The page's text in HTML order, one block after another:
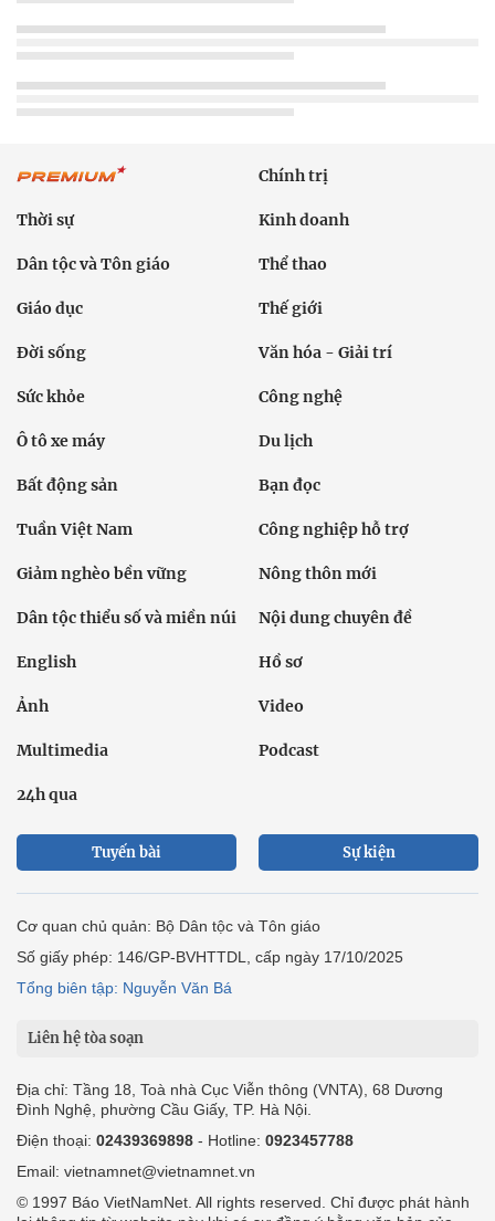
Chính trị
Thời sự Kinh doanh
Dân tộc và Tôn giáo Thể thao
Giáo dục Thế giới
Đời sống Văn hóa - Giải trí
Sức khỏe Công nghệ
Ô tô xe máy Du lịch
Bất động sản Bạn đọc
Tuần Việt Nam Công nghiệp hỗ trợ
Giảm nghèo bền vững Nông thôn mới
Dân tộc thiểu số và miền núi Nội dung chuyên đề
English Hồ sơ
Ảnh Video
Multimedia Podcast
24h qua
Tuyến bài Sự kiện
Cơ quan chủ quản: Bộ Dân tộc và Tôn giáo
Số giấy phép: 146/GP-BVHTTDL, cấp ngày 17/10/2025
Tổng biên tập: Nguyễn Văn Bá
Liên hệ tòa soạn
Địa chỉ: Tầng 18, Toà nhà Cục Viễn thông (VNTA), 68 Dương
Đình Nghệ, phường Cầu Giấy, TP. Hà Nội.
Điện thoại: 02439369898 - Hotline: 0923457788
Email: vietnamnet@vietnamnet.vn
© 1997 Báo VietNamNet. All rights reserved. Chỉ được phát hành